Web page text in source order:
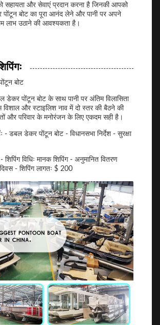
सहायता और सेवाएं प्रदान करना है जिनकी आपको
बोट का पूरा आनंद लेने और पानी पर अपने
लाभ उठाने की आवश्यकता है।
बोट
डेकर पोंटून बोट के साथ पानी पर अंतिम विलासिता
और स्टाइलिश नाव में दो स्तर की बैठने की
और परिवार के मनोरंजन के लिए एकदम सही है।
- डबल डेकर पोंटून बोट - विधानसभा निर्देश - सुरक्षा
शिपिंग विधिः मानक शिपिंग - अनुमानित वितरण
- शिपिंग लागतः $ 200